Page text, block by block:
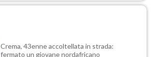
Crema, 43enne accoltellata in strada:
fermato un giovane nordafricano